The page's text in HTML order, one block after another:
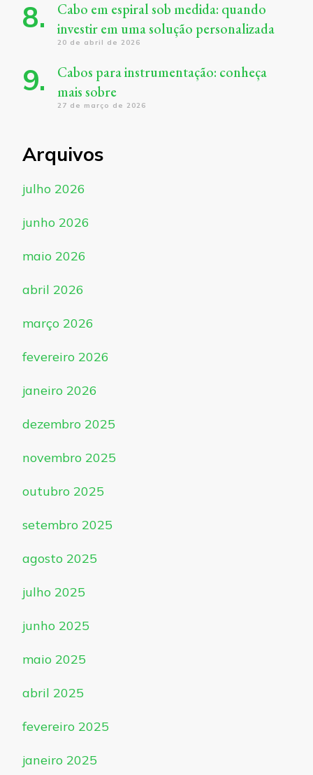
Cabo em espiral sob medida: quando
investir em uma solução personalizada
20 de abril de 2026
Cabos para instrumentação: conheça
mais sobre
27 de março de 2026
Arquivos
julho 2026
junho 2026
maio 2026
abril 2026
março 2026
fevereiro 2026
janeiro 2026
dezembro 2025
novembro 2025
outubro 2025
setembro 2025
agosto 2025
julho 2025
junho 2025
maio 2025
abril 2025
fevereiro 2025
janeiro 2025